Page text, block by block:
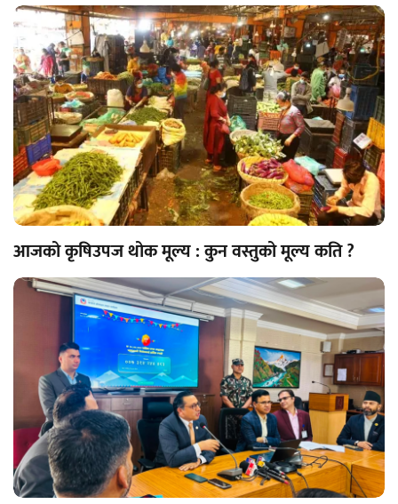
आजको कृषिउपज थोक मूल्य : कुन वस्तुको मूल्य कति ?